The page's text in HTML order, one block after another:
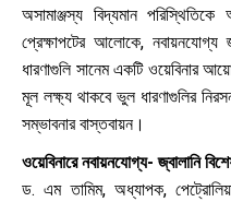
অসামাঞ্জস্য বিদ্যমান
প্রেক্ষাপটের আলোকে, নবায়নযোগ্য
ধারণাগুলি সানেম একটি ওয়েবিনার
মূল লক্ষ্য থাকবে ভুল ধারণাগুলির
সম্ভাবনার বাস্তবায়ন।
ওয়েবিনারে নবায়নযোগ্য- জ্বালানি
ড. এম তামিম, অধ্যাপক,